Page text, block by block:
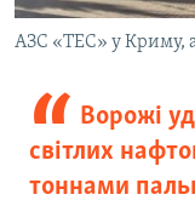
АЗС «ТЕС» у Криму,
Ворожі
світлих
тоннами